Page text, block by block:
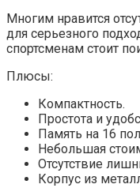
Многим нравится
для серьезного
спортсменам стоит
Плюсы:
Компактность.
Простота и
Память на 16
Небольшая
Отсутствие
Корпус из